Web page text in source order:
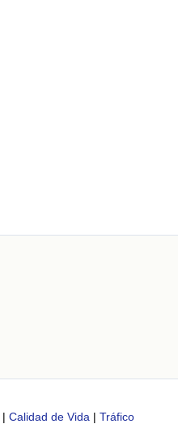
| Calidad de Vida | Tráfico